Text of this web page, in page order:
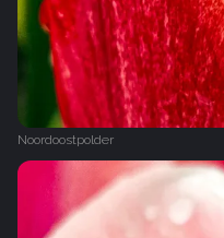
Noordoostpolder